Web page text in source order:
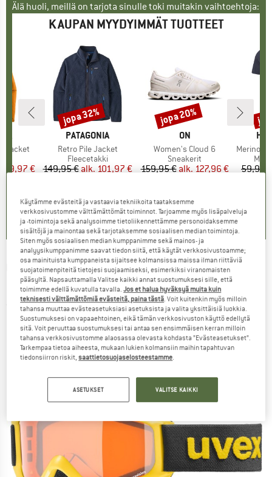
Älä huoli, meillä on tarjota sinulle toki muitakin vaihtoehtoja:
KAUPAN MYYDYIMMÄT TUOTTEET
Jacket
hinta
139,97 €
)
MERKKI
PATAGONIA
Tuote
Retro Pile Jacket
Tuoteryhmä
Fleecetakki
Hinta
149,95 € Alennettu hinta
alk. 101,97 €
4,6(71)
Alennus
jopa 32%
MERKKI
ON
Tuote
Women's Cloud 6
Tuoteryhmä
Sneakerit
Hinta
159,95 € Alennettu hinta
alk. 127,96 €
4,7
Alennus
jopa 20%
Tuote
MerinoMix150
59,95 €
UVEX -Kid's Speedy Pro S2 (VLT 25%) -
Laskettelulasit
(0)
Käytämme evästeitä ja vastaavia tekniikoita taataksemme
verkkosivustomme välttämättömät toiminnot. Tarjoamme myös lisäpalveluja
ja -toimintoja sekä analysoimme tietoliikennettämme personoidaksemme
sisältöjä ja mainontaa sekä tarjotaksemme sosiaalisen median toimintoja.
Siten myös sosiaalisen median kumppanimme sekä mainos- ja
analyysikumppanimme saavat tiedon siitä, että käytät verkkosivustoamme;
osa mainituista kumppaneista sijaitsee kolmansissa maissa ilman riittäviä
suojatoimenpiteitä tietojesi suojaamiseksi, esimerkiksi viranomaisten
pääsyltä. Napsauttamalla Valitse kaikki annat suostumuksesi sille, että
toimimme edellä kuvatulla tavalla.Jos et halua hyväksyä muita kuin
teknisesti välttämättömiä evästeitä, paina tästä . Voit kuitenkin myös milloin
tahansa muuttaa evästeasetuksiasi asetuksista ja valita yksittäisiä luokkia.
Suostumuksesi on vapaaehtoinen, eikä tämän verkkosivuston käyttö edellytä
sitä. Voit peruuttaa suostumuksesi tai antaa sen ensimmäisen kerran milloin
tahansa verkkosivustomme alaosassa olevasta kohdasta ”Evästeasetukset”.
Tarkempaa tietoa aiheesta, mukaan lukien kolmansiin maihin tapahtuvan
tiedonsiirron riskit,saattietosuojaselosteestamme
ASETUKSET VALITSE KAIKKI